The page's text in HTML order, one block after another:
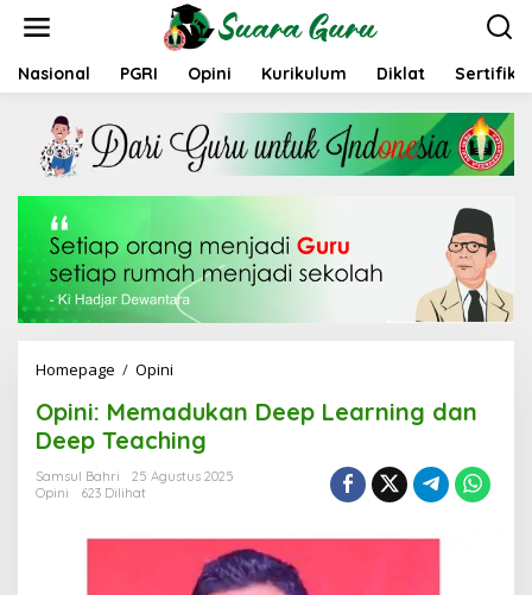
t
Nasional PGRI Opini Kurikulum Diklat
Homepage / Opini
i
n
i
:
m
Opini: Memadukan Deep Learning dan
Deep Teaching
Samsul Bahri
25 Agustus 2025
Opini
623 Dilihat